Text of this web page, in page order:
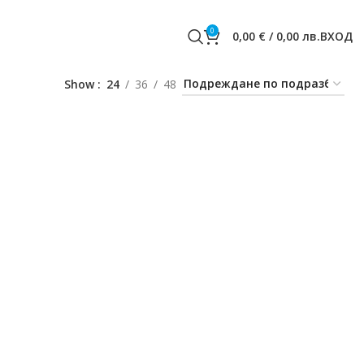
0 0,00 € / 0,00 лв.ВХОД
Show 24 36 48